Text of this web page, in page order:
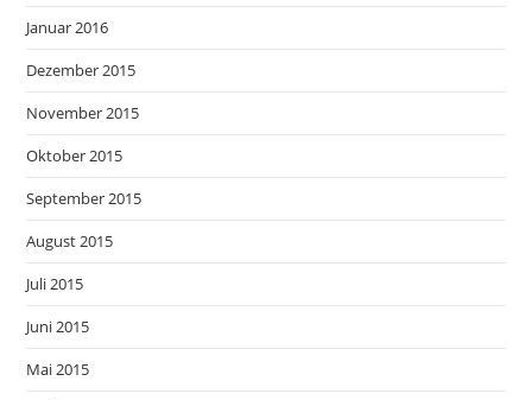
Januar 2016
Dezember 2015
November 2015
Oktober 2015
September 2015
August 2015
Juli 2015
Juni 2015
Mai 2015